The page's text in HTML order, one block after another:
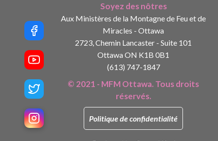
Soyez des nôtres
Aux Ministères de la Montagne de Feu et de
Miracles - Ottawa
2723, Chemin Lancaster - Suite 101
Ottawa ON K1B 0B1
(613) 747-1847
© 2021 - MFM Ottawa. Tous droits
réservés.
Politique de confidentialité